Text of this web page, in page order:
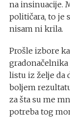
na insinuacije.
političara, to je
nisam ni krila.
Prošle izbore
gradonačelnika
listu iz želje da
boljem
za šta su me
potreba tog